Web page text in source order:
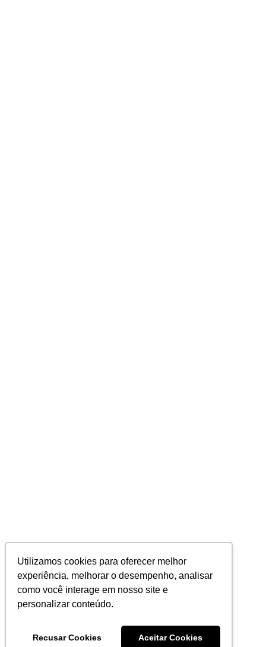
Utilizamos cookies para oferecer melhor
experiência, melhorar o desempenho, analisar
como você interage em nosso site e
personalizar conteúdo.
Recusar Cookies Aceitar Cookies